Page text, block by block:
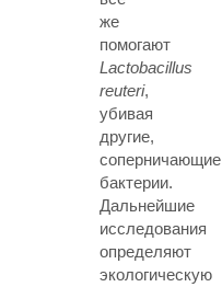
же
помогают
Lactobacillus
reuteri,
убивая
другие,
соперничающие
бактерии.
Дальнейшие
исследования
определяют
экологическую